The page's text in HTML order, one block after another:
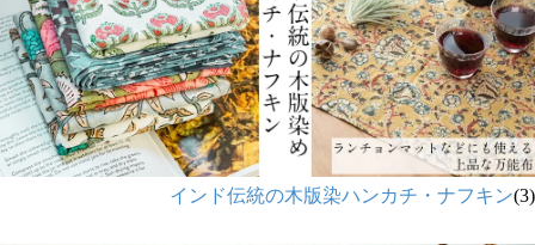
インド伝統の木版染ハンカチ・ナフキン(3)